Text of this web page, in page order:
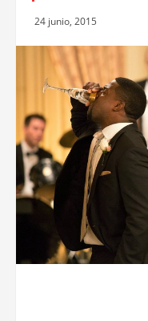
24 junio, 2015